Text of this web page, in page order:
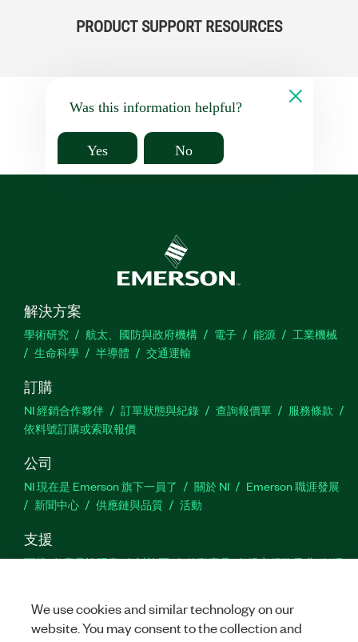
PRODUCT SUPPORT RESOURCES
Was this information helpful?
Yes No
解決方案
學術研究 航太、國防與政府機構 電子 能源
工業機械
生命科學
半導體 交通運輸
訂購
NI 經銷合作夥伴 訂單狀態與紀錄 查詢報價單
服務條款
依料號訂購或索取報價
公司
NI 現在是 Emerson 旗下一員了 關於 NI
Emerson 職涯發展
新聞中心
供應鏈與品質 活動
支援
下載 產品說明書 討論區 啟動產品 提交服務需求
網
TwitterFacebook
We use cookies and similar technology on our
website. You may consent to the collection and